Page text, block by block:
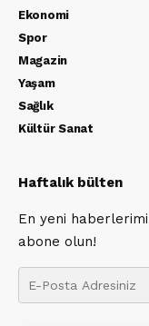
Ekonomi
Spor
Magazin
Yaşam
Sağlık
Kültür Sanat
Haftalık bülten
En yeni
abone olun!